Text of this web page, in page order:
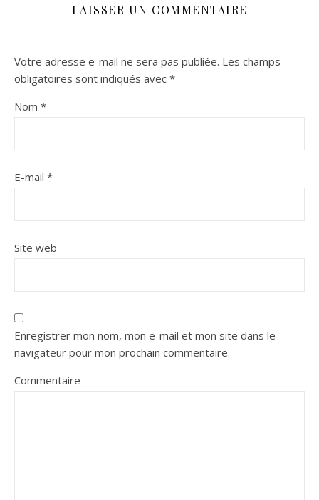
LAISSER UN COMMENTAIRE
Votre adresse e-mail ne sera pas publiée. Les champs
obligatoires sont indiqués avec *
Nom *
E-mail *
Site web
Enregistrer mon nom, mon e-mail et mon site dans le
navigateur pour mon prochain commentaire.
Commentaire